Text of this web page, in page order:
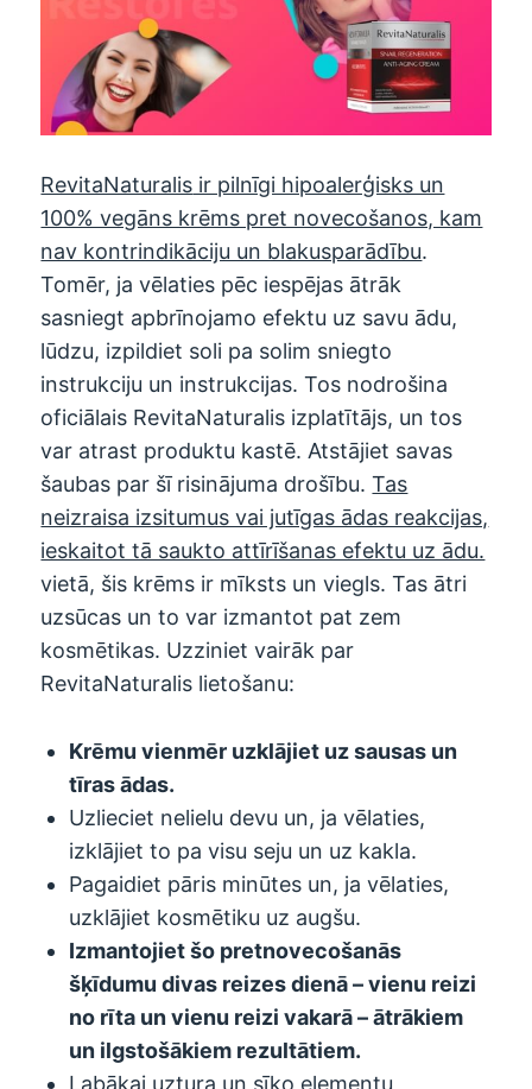
RevitaNaturalis ir pilnīgi hipoalerģisks un
100% vegāns krēms pret novecošanos, kam
nav kontrindikāciju un blakusparādību.
Tomēr, ja vēlaties pēc iespējas ātrāk
sasniegt apbrīnojamo efektu uz savu ādu,
lūdzu, izpildiet soli pa solim sniegto
instrukciju un instrukcijas. Tos nodrošina
oficiālais RevitaNaturalis izplatītājs, un tos
var atrast produktu kastē. Atstājiet savas
šaubas par šī risinājuma drošību.Tas
neizraisa izsitumus vai jutīgas ādas reakcijas,
ieskaitot tā saukto attīrīšanas efektu uz ādu.
vietā, šis krēms ir mīksts un viegls. Tas ātri
uzsūcas un to var izmantot pat zem
kosmētikas. Uzziniet vairāk par
RevitaNaturalis lietošanu:
Krēmu vienmēr uzklājiet uz sausas un
tīras ādas.
Uzlieciet nelielu devu un, ja vēlaties,
izklājiet to pa visu seju un uz kakla.
Pagaidiet pāris minūtes un, ja vēlaties,
uzklājiet kosmētiku uz augšu.
Izmantojiet šo pretnovecošanās
šķīdumu divas reizes dienā – vienu reizi
no rīta un vienu reizi vakarā – ātrākiem
un ilgstošākiem rezultātiem.
Labākai uztura un sīko elementu